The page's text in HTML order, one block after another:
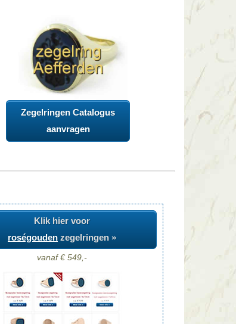
Zegelringen Catalogus
aanvragen
Klik hier voor
roségouden zegelringen »
vanaf € 549,-